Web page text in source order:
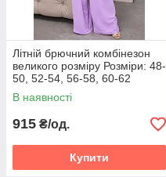
Літній брючний комбінезон
великого розміру Розміри: 48-
50, 52-54, 56-58, 60-62
В наявності
915 ₴/од.
Купити